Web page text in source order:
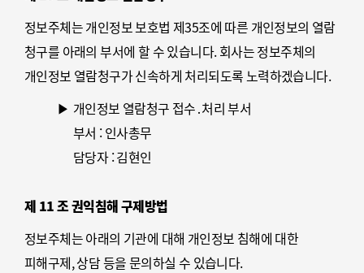
발생한 모든 개인정보 보호 관련 문의, 불만처리, 피해구제
등에 관한 사항을 개인정보 보호책임자 및 담당부서로
문의하실 수 있습니다. 회사는 정보주체의 문의에 대해 지체
정보주체는 개인정보 보호법 제35조에 따른 개인정보의 열람
청구를 아래의 부서에 할 수 있습니다. 회사는 정보주체의
개인정보 열람청구가 신속하게 처리되도록 노력하겠습니다.
개인정보 열람청구 접수․처리 부서
부서 : 인사총무
담당자 : 김현인
taxb010@spsamhwa.com, (Fax) 02-765-0447
제 11 조 권익침해 구제방법
정보주체는 아래의 기관에 대해 개인정보 침해에 대한
피해구제, 상담 등을 문의하실 수 있습니다.